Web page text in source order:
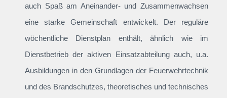
auch Spaß am Aneinander- und Zusammenwachsen
eine starke Gemeinschaft entwickelt. Der reguläre
wöchentliche Dienstplan enthält, ähnlich wie im
Dienstbetrieb der aktiven Einsatzabteilung auch, u.a.
Ausbildungen in den Grundlagen der Feuerwehrtechnik
und des Brandschutzes, theoretisches und technisches